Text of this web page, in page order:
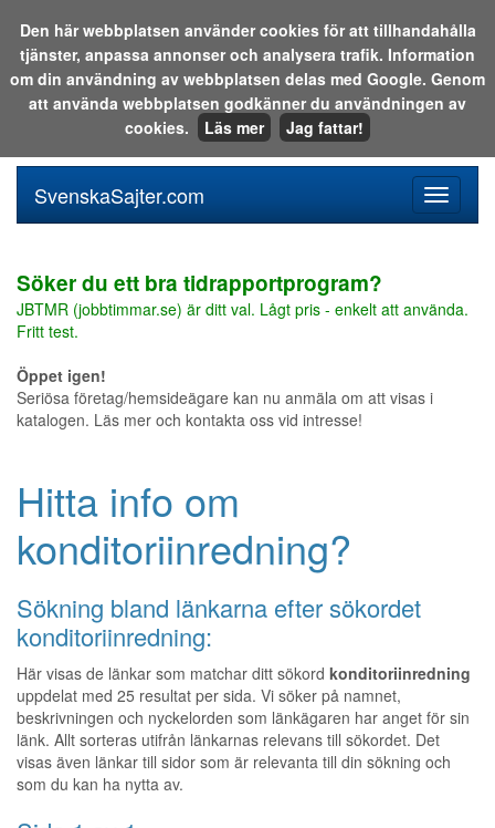
Sök i katalogen eller på webben:
meny
SvenskaSajter.com
Söker du ett bra tidrapportprogram?
JBTMR (jobbtimmar.se) är ditt val. Lågt pris - enkelt att använda.
Fritt test.
Öppet igen!
Seriösa företag/hemsideägare kan nu anmäla om att visas i
katalogen. Läs mer och kontakta oss vid intresse!
Hitta info om
konditoriinredning?
Sökning bland länkarna efter sökordet
konditoriinredning:
Här visas de länkar som matchar ditt sökord konditoriinredning
uppdelat med 25 resultat per sida. Vi söker på namnet,
beskrivningen och nyckelorden som länkägaren har anget för sin
länk. Allt sorteras utifrån länkarnas relevans till sökordet. Det
visas även länkar till sidor som är relevanta till din sökning och
som du kan ha nytta av.
Den här webbplatsen använder cookies för att tillhandahålla
tjänster, anpassa annonser och analysera trafik. Information
om din användning av webbplatsen delas med Google. Genom
att använda webbplatsen godkänner du användningen av
cookies.
Läs mer Jag fattar!